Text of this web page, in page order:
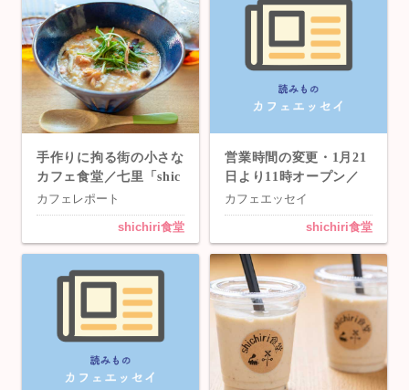
手作りに拘る街の小さな
カフェ食堂／七里「shic
hiri食堂」
カフェレポート
shichiri食堂
営業時間の変更・1月21
日より11時オープン／
七里「shichiri食堂」
カフェエッセイ
shichiri食堂